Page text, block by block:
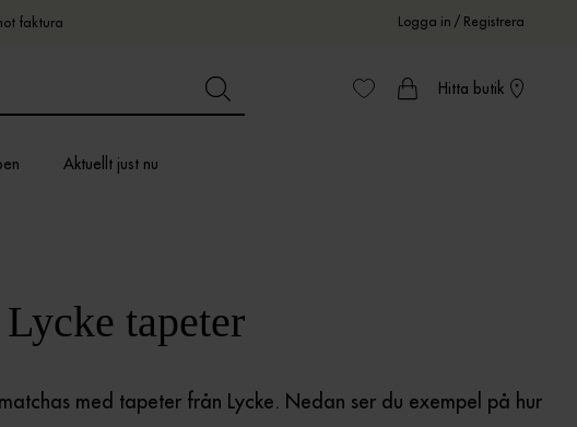
faktura Logga in / Registrera
Hitta butik
Aktuellt just nu
tapeter
med tapeter från Lycke. Nedan ser du exempel på hur